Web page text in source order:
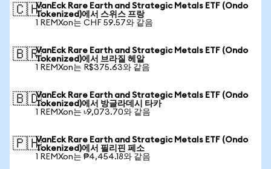
🇨🇭VanEck Rare Earth and Strategic Metals ETF (Ondo
Tokenized)에서 스위스 프랑
1 REMXon는 CHF 59.57와 같음
🇧🇷VanEck Rare Earth and Strategic Metals ETF (Ondo
Tokenized)에서 브라질 헤알
1 REMXon는 R$375.63와 같음
🇧🇩VanEck Rare Earth and Strategic Metals ETF (Ondo
Tokenized)에서 방글라데시 타카
1 REMXon는 ৳9,073.70와 같음
🇵🇭VanEck Rare Earth and Strategic Metals ETF (Ondo
Tokenized)에서 필리핀 페소
1 REMXon는 ₱4,454.18와 같음